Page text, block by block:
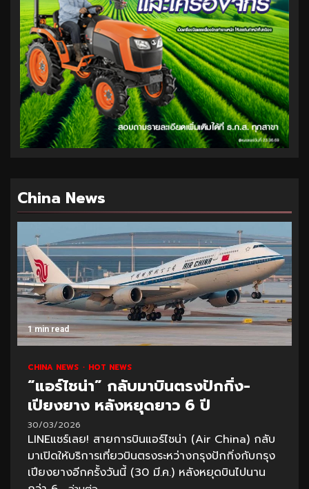
China News
1 min read
CHINA NEWS HOT NEWS
“แอร์ไชน่า” กลับมาบินตรงปักกิ่ง-
เปียงยาง หลังหยุดยาว 6 ปี
30/03/2026
LINEแชร์เลย! สายการบินแอร์ไชน่า (Air China) กลับ
มาเปิดให้บริการเที่ยวบินตรงระหว่างกรุงปักกิ่งกับกรุง
เปียงยางอีกครั้งวันนี้ (30 มี.ค.) หลังหยุดบินไปนาน